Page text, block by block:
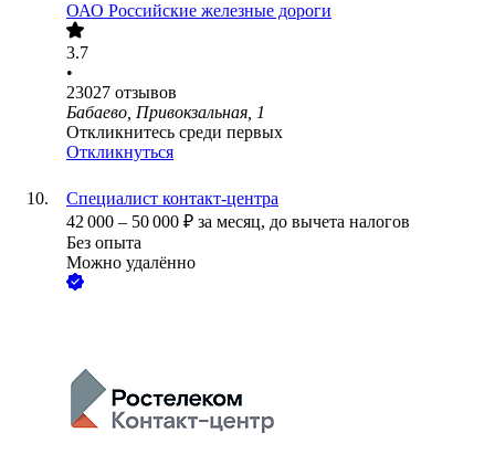
ОАО Российские железные дороги
3.7
•
23027 отзывов
Бабаево, Привокзальная, 1
Откликнитесь среди первых
Откликнуться
Специалист контакт-центра
42 000 – 50 000 ₽ за месяц, до вычета налогов
Без опыта
Можно удалённо